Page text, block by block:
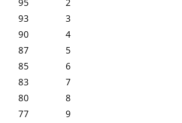
95
2
93
3
90
4
87
5
85
6
83
7
80
8
77
9